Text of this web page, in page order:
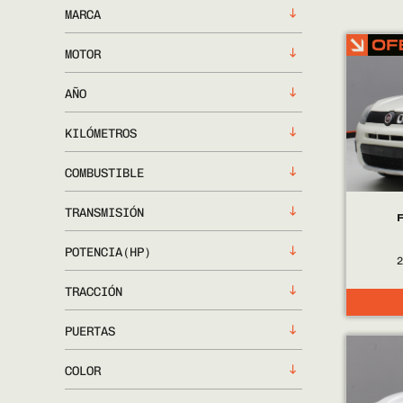
MARCA
MOTOR
AÑO
KILÓMETROS
COMBUSTIBLE
TRANSMISIÓN
POTENCIA(HP)
TRACCIÓN
PUERTAS
COLOR